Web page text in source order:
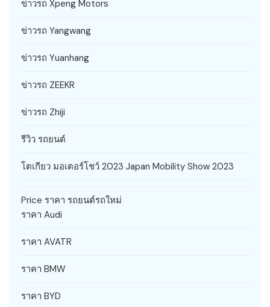
ข่าวรถ Xpeng Motors
ข่าวรถ Yangwang
ข่าวรถ Yuanhang
ข่าวรถ ZEEKR
ข่าวรถ Zhiji
รีวิว รถยนต์
โตเกียว มอเตอร์โชว์ 2023 Japan Mobility Show 2023
Price ราคา รถยนต์รถใหม่
ราคา Audi
ราคา AVATR
ราคา BMW
ราคา BYD